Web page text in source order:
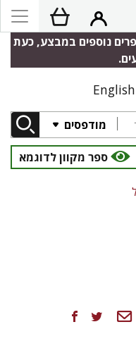
נוספים במבצע, כעת
English
מודפסים
ספר מקוון לדוגמא